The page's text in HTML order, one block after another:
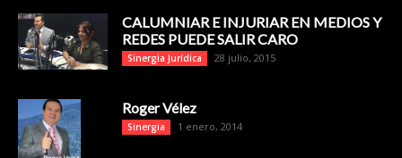
CALUMNIAR E INJURIAR EN MEDIOS Y
REDES PUEDE SALIR CARO
Sinergia Jurídica 28 julio, 2015
Roger Vélez
Sinergia 1 enero, 2014